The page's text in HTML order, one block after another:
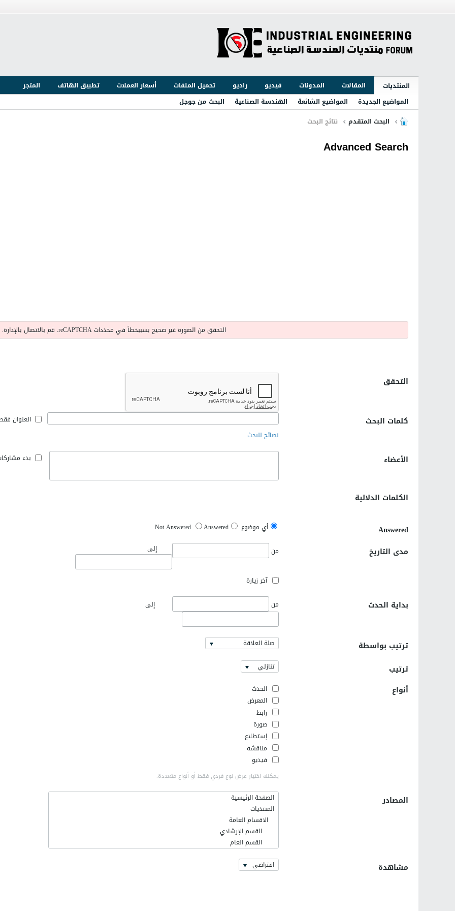
المنتديات المقالات المدونات فيديو راديو تحميل الملفات أسعار العملات تطبيق الهاتف
المتجر
المواضيع الجديدة
المواضيع الشائعة الهندسة الصناعية
البحث من جوجل
البحث المتقدم
نتائج البحث
Advanced Search
التحقق من الصورة غير صحيح بسببخطأ في محددات reCAPTCHA. قم بالاتصال بالإدارة.
التحقق
كلمات البحث
نصائح للبحث
العنوان
الأعضاء بدء
الكلمات الدلالية
Answered أي موضوع Not Answered Answered
مدى التاريخ من إلى
آخر زيارة
بداية الحدث من إلى
ترتيب بواسطة صلة العلاقة
ترتيب تنازلي
أنواع
الحدث
المعرض
رابط
صورة
إستطلاع
مناقشة
فيديو
يمكنك اختيار عرض نوع فردي فقط أو أنواع متعددة.
المصادر
الصفحة الرئيسية
المنتديات
الاقسام العامة
القسم الإرشادي
القسم العام
اخر الاخبار والتطورات
مشاهدة افتراضي